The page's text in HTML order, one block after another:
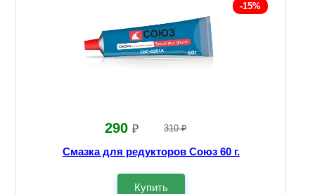
-15%
290 ₽ 310 ₽
Смазка для редукторов Союз 60 г.
Купить